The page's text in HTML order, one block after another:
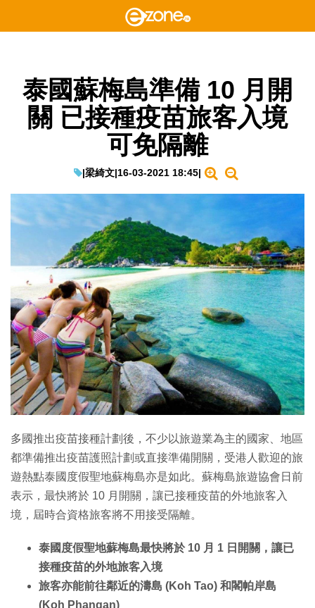
泰國蘇梅島準備 10 月開
關 已接種疫苗旅客入境
可免隔離
|梁綺文|16-03-2021 18:45|
多國推出疫苗接種計劃後，不少以旅遊業為主的國家、地區
都準備推出疫苗護照計劃或直接準備開關，受港人歡迎的旅
遊熱點泰國度假聖地蘇梅島亦是如此。蘇梅島旅遊協會日前
表示，最快將於 10 月開關，讓已接種疫苗的外地旅客入
境，屆時合資格旅客將不用接受隔離。
泰國度假聖地蘇梅島最快將於 10 月 1 日開關，讓已
接種疫苗的外地旅客入境
旅客亦能前往鄰近的濤島 (Koh Tao) 和閣帕岸島
(Koh Phangan)